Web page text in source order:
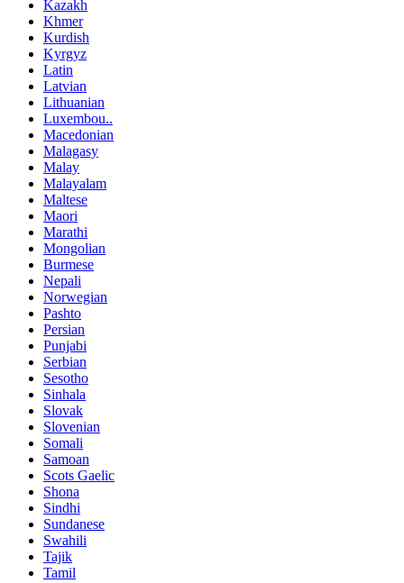
Kazakh
Khmer
Kurdish
Kyrgyz
Latin
Latvian
Lithuanian
Luxembou..
Macedonian
Malagasy
Malay
Malayalam
Maltese
Maori
Marathi
Mongolian
Burmese
Nepali
Norwegian
Pashto
Persian
Punjabi
Serbian
Sesotho
Sinhala
Slovak
Slovenian
Somali
Samoan
Scots Gaelic
Shona
Sindhi
Sundanese
Swahili
Tajik
Tamil